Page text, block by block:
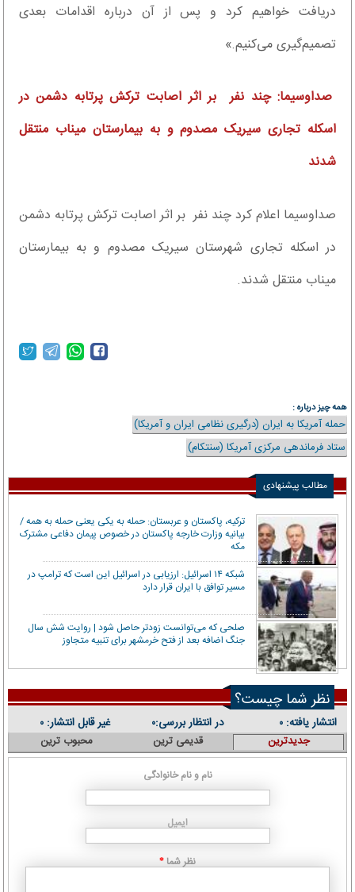
دریافت خواهیم کرد و پس از آن درباره اقدامات بعدی
تصمیم‌گیری می‌کنیم.»
صداو‌سیما: چند نفر بر اثر اصابت ترکش پرتابه دشمن در
اسکله تجاری سیریک مصدوم و به بیمارستان میناب منتقل
شدند
صداو‌سیما اعلام کرد چند نفر بر اثر اصابت ترکش پرتابه دشمن
در اسکله تجاری شهرستان سیریک مصدوم و به بیمارستان
میناب منتقل شدند.
همه چیز درباره :
حمله آمریکا به ایران (درگیری نظامی ایران و آمریکا)
ستاد فرماندهی مرکزی آمریکا (سنتکام)
مطالب پیشنهادی
ترکیه، پاکستان و عربستان: حمله به یکی یعنی حمله به همه /
بیانیه وزارت خارجه پاکستان در خصوص پیمان دفاعی مشترک
مکه
شبکه ۱۴ اسرائیل: ارزیابی در اسرائیل این است که ترامپ در
مسیر توافق با ایران قرار دارد
صلحی که می‌توانست زودتر حاصل شود | روایت شش سال
جنگ اضافه بعد از فتح خرمشهر برای تنبیه متجاوز
نظر شما چیست؟
انتشار یافته: ۰ در انتظار بررسی:۰ غیر قابل انتشار: ۰
جدیدترین قدیمی ترین محبوب ترین
نام و نام خانوادگی
ایمیل
نظر شما *